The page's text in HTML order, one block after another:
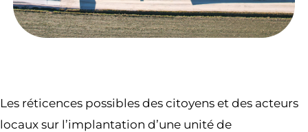
Les réticences possibles des citoyens et des acteurs
locaux sur l’implantation d’une unité de